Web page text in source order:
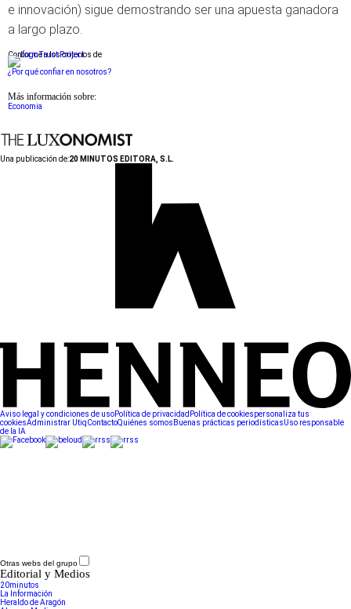
e innovación) sigue demostrando ser una apuesta ganadora
a largo plazo.
Conforme a los criterios de
¿Por qué confiar en nosotros?
Más información sobre:
Economia
Una publicación de:20 MINUTOS EDITORA, S.L.
Aviso legal y condiciones de usoPolítica de privacidad Política de cookiespersonaliza tus
cookiesAdministrar UtiqContactoQuiénes somos Buenas prácticas periodísticasUso responsable
de la IA
Otras webs del grupo
Editorial y Medios
20minutos
La Información
Heraldo de Aragón